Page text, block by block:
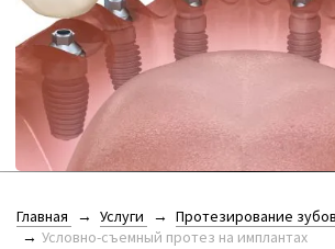
Главная Услуги
Протезирование
Условно-съемный протез на имплантах